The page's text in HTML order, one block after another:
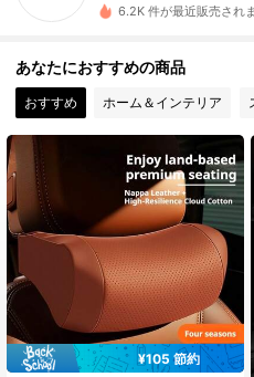
4.30 34 フォロワー
4.30 34 フォロワー
4.30 34 フォロワー
4.30 34 フォロワー
4.30 34 フォロワー
4.30 34 フォロワー
6.2K 件が最近販売され
あなたにおすすめの商品
おすすめ ホーム＆インテリア
¥105 節約